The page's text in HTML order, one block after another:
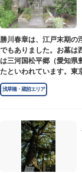
勝川春章は、江戸末期の
でもありました。お墓は
は三河国松平郷（愛知県
たといわれています。東
発祥の地としても知られ
浅草橋・蔵前エリア